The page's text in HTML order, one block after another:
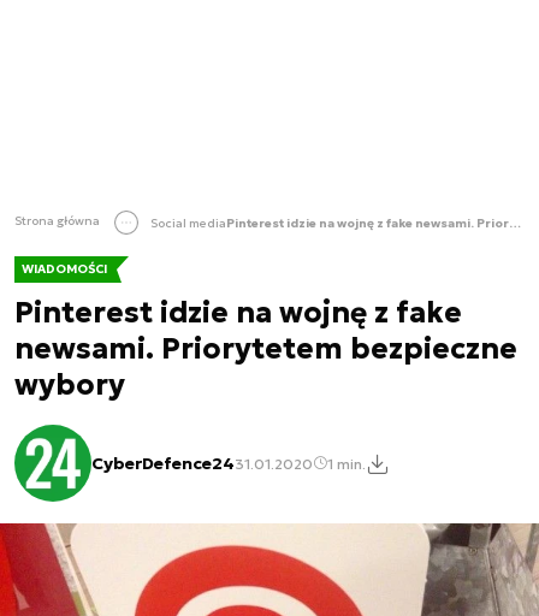
Strona główna Social media Pinterest idzie na wojnę z fake newsami. Priorytetem bezpieczne wybory
WIADOMOŚCI
Pinterest idzie na wojnę z fake
newsami. Priorytetem bezpieczne
wybory
CyberDefence2431.01.2020 1 min.